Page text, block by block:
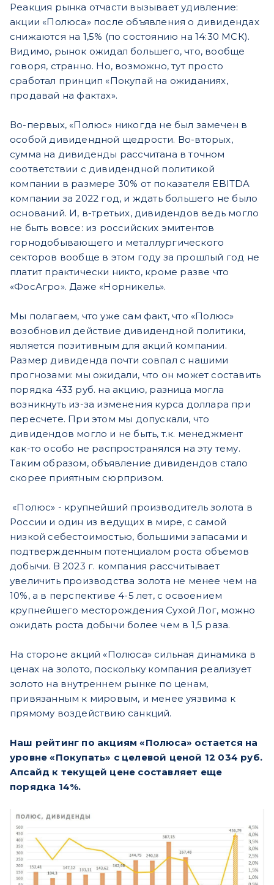
Реакция рынка отчасти вызывает удивление:
акции «Полюса» после объявления о дивидендах
снижаются на 1,5% (по состоянию на 14:30 МСК).
Видимо, рынок ожидал большего, что, вообще
говоря, странно. Но, возможно, тут просто
сработал принцип «Покупай на ожиданиях,
продавай на фактах».
Во-первых, «Полюс» никогда не был замечен в
особой дивидендной щедрости. Во-вторых,
сумма на дивиденды рассчитана в точном
соответствии с дивидендной политикой
компании в размере 30% от показателя EBITDA
компании за 2022 год, и ждать большего не было
оснований. И, в-третьих, дивидендов ведь могло
не быть вовсе: из российских эмитентов
горнодобывающего и металлургического
секторов вообще в этом году за прошлый год не
платит практически никто, кроме разве что
«ФосАгро». Даже «Норникель».
Мы полагаем, что уже сам факт, что «Полюс»
возобновил действие дивидендной политики,
является позитивным для акций компании.
Размер дивиденда почти совпал с нашими
прогнозами: мы ожидали, что он может составить
порядка 433 руб. на акцию, разница могла
возникнуть из-за изменения курса доллара при
пересчете. При этом мы допускали, что
дивидендов могло и не быть, т.к. менеджмент
как-то особо не распространялся на эту тему.
Таким образом, объявление дивидендов стало
скорее приятным сюрпризом.
«Полюс» - крупнейший производитель золота в
России и один из ведущих в мире, с самой
низкой себестоимостью, большими запасами и
подтвержденным потенциалом роста объемов
добычи. В 2023 г. компания рассчитывает
увеличить производства золота не менее чем на
10%, а в перспективе 4-5 лет, с освоением
крупнейшего месторождения Сухой Лог, можно
ожидать роста добычи более чем в 1,5 раза.
На стороне акций «Полюса» сильная динамика в
ценах на золото, поскольку компания реализует
золото на внутреннем рынке по ценам,
привязанным к мировым, и менее уязвима к
прямому воздействию санкций.
Наш рейтинг по акциям «Полюса» остается на
уровне «Покупать» с целевой ценой 12 034 руб.
Апсайд к текущей цене составляет еще
порядка 14%.